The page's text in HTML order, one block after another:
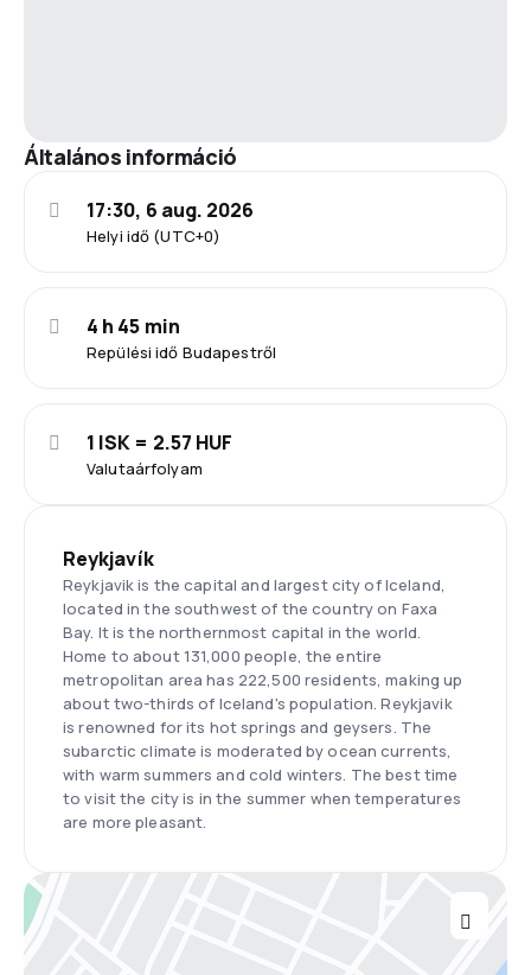
Általános információ
Helyi idő (UTC+0)
17:30, 6 aug. 2026
Repülési idő Budapestről
4 h 45 min
Valutaárfolyam
1 ISK = 2.57 HUF
Reykjavík
Reykjavik is the capital and largest city of Iceland,
located in the southwest of the country on Faxa
Bay. It is the northernmost capital in the world.
Home to about 131,000 people, the entire
metropolitan area has 222,500 residents, making up
about two-thirds of Iceland's population. Reykjavik
is renowned for its hot springs and geysers. The
subarctic climate is moderated by ocean currents,
with warm summers and cold winters. The best time
to visit the city is in the summer when temperatures
are more pleasant.